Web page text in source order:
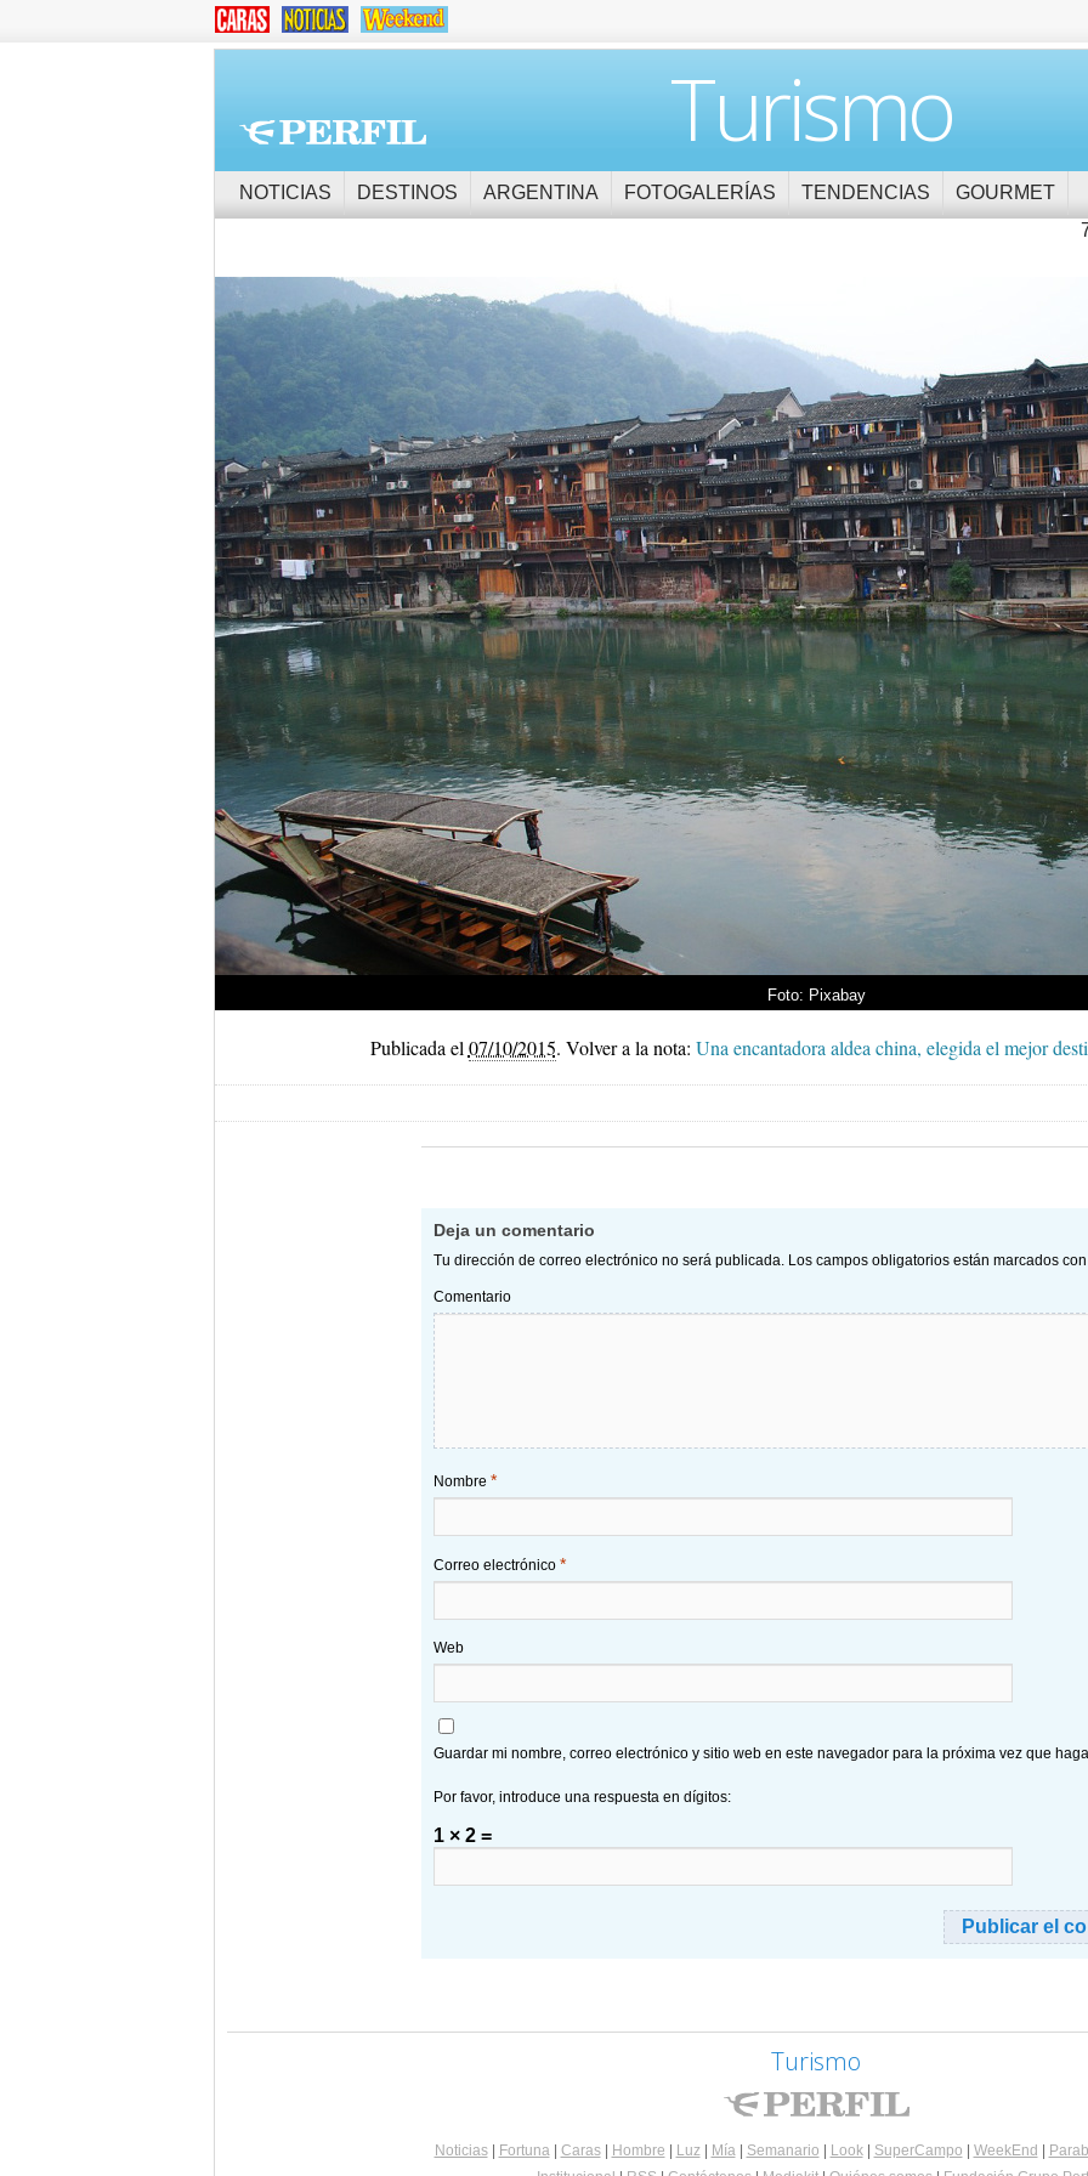
Turismo
NOTICIAS DESTINOS ARGENTINA FOTOGALERÍAS TENDENCIAS
GOURMET
Foto: Pixabay
Publicada el 07/10/2015. Volver a la nota: Una encantadora aldea china, elegida el mejor
Deja un comentario
Tu dirección de correo electrónico no será publicada. Los campos obligatorios están marcados
Comentario
Nombre *
Correo electrónico *
Web
Guardar mi nombre, correo electrónico y sitio web en este navegador para la próxima vez que
Por favor, introduce una respuesta en dígitos:
1 × 2 =
Turismo
Noticias| Fortuna| Caras| Hombre Luz| Mía| Semanario Look| SuperCampo WeekEnd